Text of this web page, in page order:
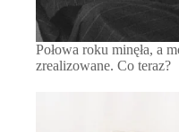
Połowa roku minęła, a
zrealizowane. Co teraz?